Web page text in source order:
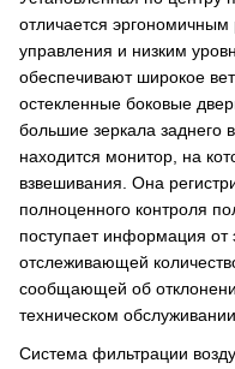
отличается
управления и низким
обеспечивают широкое
остекленные боковые
большие зеркала заднего
находится монитор, на
взвешивания. Она
полноценного контроля
поступает информация от
отслеживающей
сообщающей об
техническом обслуживании.
Система фильтрации